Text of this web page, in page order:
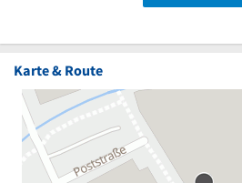
Karte & Route